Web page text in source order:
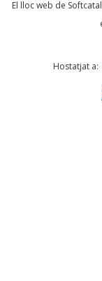
Comentari *
El lloc web de
Hostatjat a: